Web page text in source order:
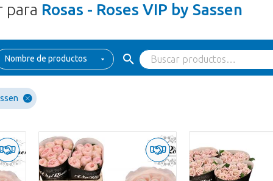
para Rosas - Roses VIP by Sassen
Nombre de productos